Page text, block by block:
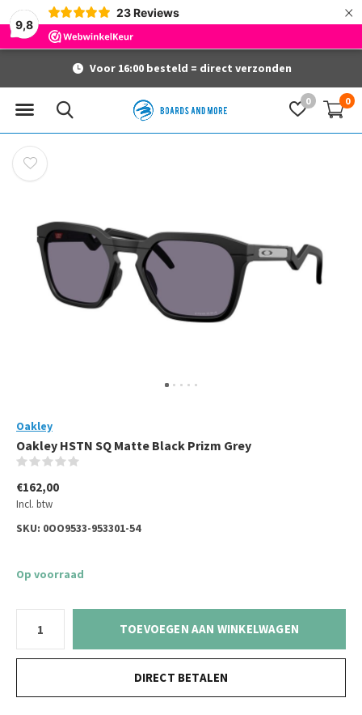
9,8
23 Reviews ×
0 0
Voor 16:00 besteld = direct verzonden
Oakley
Oakley HSTN SQ Matte Black Prizm Grey
€162,00
Incl. btw
SKU: 0OO9533-953301-54
Op voorraad
TOEVOEGEN AAN WINKELWAGEN
DIRECT BETALEN